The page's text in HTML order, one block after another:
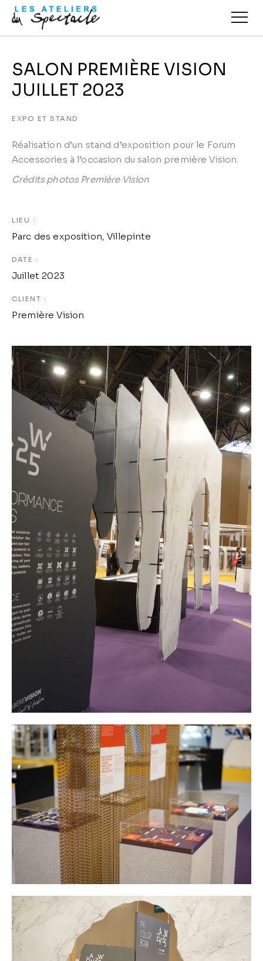
SALON PREMIÈRE VISION
JUILLET 2023
EXPO ET STAND
Réalisation d’un stand d’exposition pour le Forum
Accessories à l’occasion du salon première Vision.
Crédits photos Première Vision
LIEU :
Parc des exposition, Villepinte
DATE :
Juillet 2023
CLIENT :
Première Vision